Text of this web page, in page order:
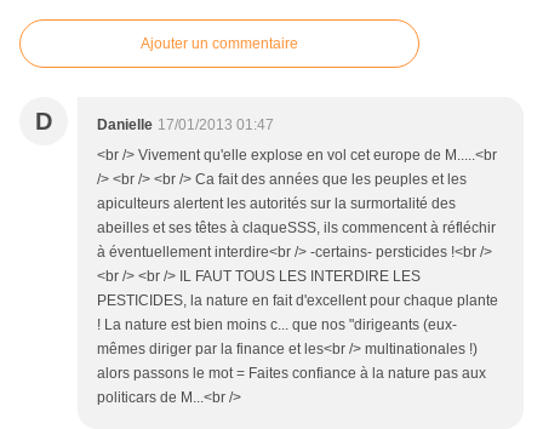
Ajouter un commentaire
D Danielle 17/01/2013 01:47
<br /> Vivement qu'elle explose en vol cet europe de M.....<br
/> <br /> <br /> Ca fait des années que les peuples et les
apiculteurs alertent les autorités sur la surmortalité des
abeilles et ses têtes à claqueSSS, ils commencent à réfléchir
à éventuellement interdire<br /> -certains- persticides !<br />
<br /> <br /> IL FAUT TOUS LES INTERDIRE LES
PESTICIDES, la nature en fait d'excellent pour chaque plante
! La nature est bien moins c... que nos "dirigeants (eux-
mêmes diriger par la finance et les<br /> multinationales !)
alors passons le mot = Faites confiance à la nature pas aux
politicars de M...<br />